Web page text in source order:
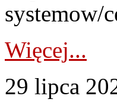
systemow/
Więcej...
29 lipca